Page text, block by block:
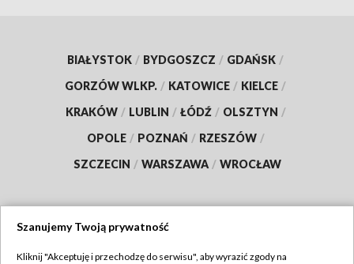
BIAŁYSTOK / BYDGOSZCZ / GDAŃSK /
GORZÓW WLKP. / KATOWICE / KIELCE /
KRAKÓW / LUBLIN / ŁÓDŹ / OLSZTYN /
OPOLE / POZNAŃ / RZESZÓW /
SZCZECIN / WARSZAWA / WROCŁAW
Szanujemy Twoją prywatność
Kliknij "Akceptuję i przechodzę do serwisu", aby wyrazić zgody na